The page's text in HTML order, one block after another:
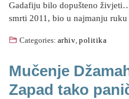
Gadafiju bilo dopušteno
smrti 2011, bio u najmanju
Categories: arhiv,politika
Mučenje
Zapad tako